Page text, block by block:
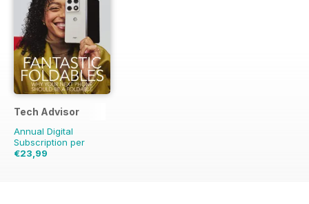
Tech Advisor
Annual Digital
Subscription per
€23,99